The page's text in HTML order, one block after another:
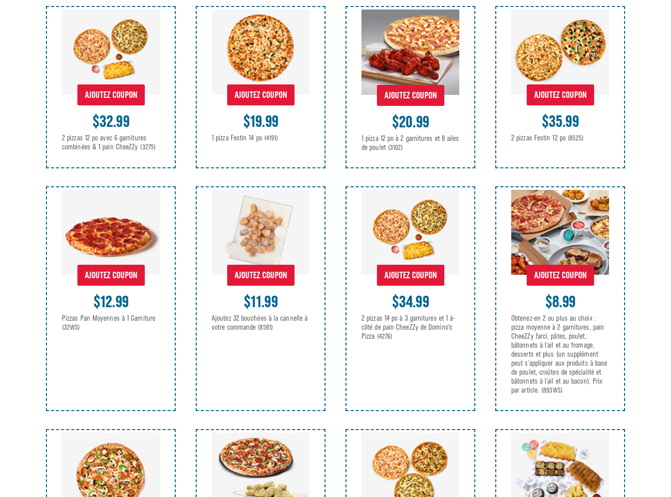
AJOUTEZ COUPON
$32.99
2 pizzas 12 po avec 6 garnitures
combinées & 1 pain CheeZZy (3275)
AJOUTEZ COUPON
$19.99
1 pizza Festin 14 po (4191)
AJOUTEZ COUPON
$20.99
1 pizza 12 po à 2 garnitures et 8 ailes
de poulet (3102)
AJOUTEZ COUPON
$35.99
2 pizzas Festin 12 po (8525)
AJOUTEZ COUPON
$12.99
Pizzas Pan Moyennes à 1 Garniture
(32WS)
AJOUTEZ COUPON
$11.99
Ajoutez 32 bouchées à la cannelle à
votre commande (8581)
AJOUTEZ COUPON
$34.99
2 pizzas 14 po à 3 garnitures et 1 à-
côté de pain CheeZZy de Domino's
Pizza (4276)
AJOUTEZ COUPON
$8.99
Obtenez-en 2 ou plus au choix :
pizza moyenne à 2 garnitures, pain
CheeZZy farci, pâtes, poulet,
bâtonnets à l’ail et au fromage,
desserts et plus (un supplément
peut s’appliquer aux produits à base
de poulet, croûtes de spécialité et
bâtonnets à l’ail et au bacon). Prix
par article. (893WS)